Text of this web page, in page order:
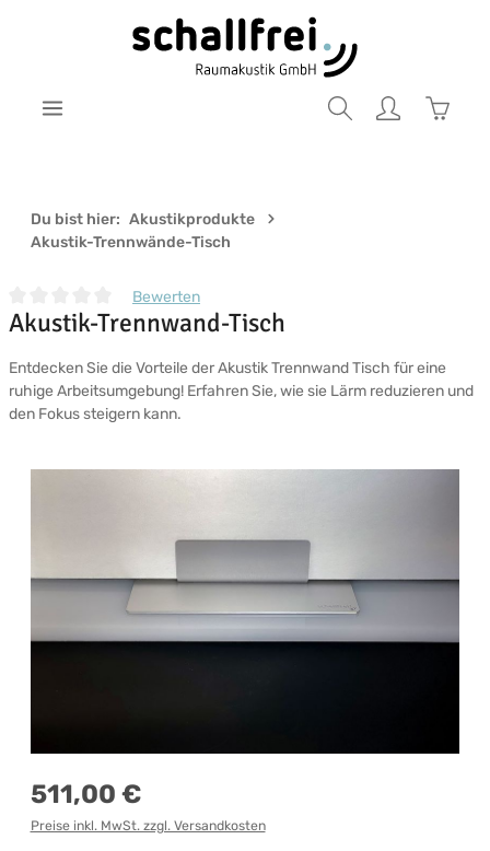
Zum Hauptinhalt springen
Du bist hier: Akustikprodukte
Akustik-Trennwände-Tisch
Durchschnittliche Bewertung von 0 von 5 Sternen
Bewerten
Akustik-Trennwand-Tisch
Entdecken Sie die Vorteile der Akustik Trennwand Tisch für eine
ruhige Arbeitsumgebung! Erfahren Sie, wie sie Lärm reduzieren und
den Fokus steigern kann.
Regulärer Preis:
511,00 €
Preise inkl. MwSt. zzgl. Versandkosten